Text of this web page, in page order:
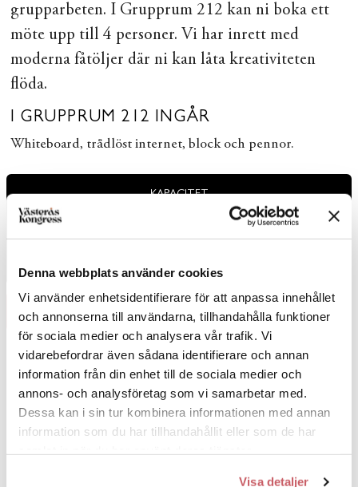
Denna webbplats använder cookies
Vi använder enhetsidentifierare för att anpassa innehållet
och annonserna till användarna, tillhandahålla funktioner
för sociala medier och analysera vår trafik. Vi
vidarebefordrar även sådana identifierare och annan
information från din enhet till de sociala medier och
annons- och analysföretag som vi samarbetar med.
Dessa kan i sin tur kombinera informationen med annan
information som du har tillhandahållit eller som de har
Visa detaljer
grupparbeten. I Grupprum 212 kan ni boka ett
möte upp till 4 personer. Vi har inrett med
moderna fåtöljer där ni kan låta kreativiteten
flöda.
I GRUPPRUM 212 INGÅR
Whiteboard, trådlöst internet, block och pennor.
KAPACITET
4
BOKA NU
8
11 KVM